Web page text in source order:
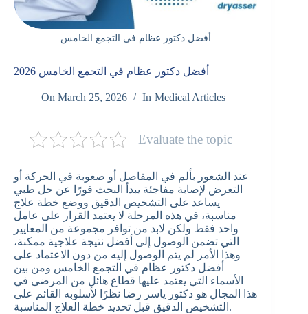
أفضل دكتور عظام في التجمع الخامس
أفضل دكتور عظام في التجمع الخامس 2026
On March 25, 2026 In Medical Articles
Evaluate the topic
عند الشعور بألم في المفاصل أو صعوبة في الحركة أو
التعرض لإصابة مفاجئة يبدأ البحث فورًا عن حل طبي
يساعد على التشخيص الدقيق ووضع خطة علاج
مناسبة، في هذه المرحلة لا يعتمد القرار على عامل
واحد فقط ولكن لابد من توافر مجموعة من المعايير
التي تضمن الوصول إلى أفضل نتيجة علاجية ممكنة،
وهذا الأمر لم يتم الوصول إليه من دون الاعتماد على
أفضل دكتور عظام في التجمع الخامس ومن بين
الأسماء التي يعتمد عليها قطاع هائل من المرضى في
هذا المجال هو دكتور ياسر رضا نظرًا لأسلوبه القائم على
التشخيص الدقيق قبل تحديد خطة العلاج المناسبة.